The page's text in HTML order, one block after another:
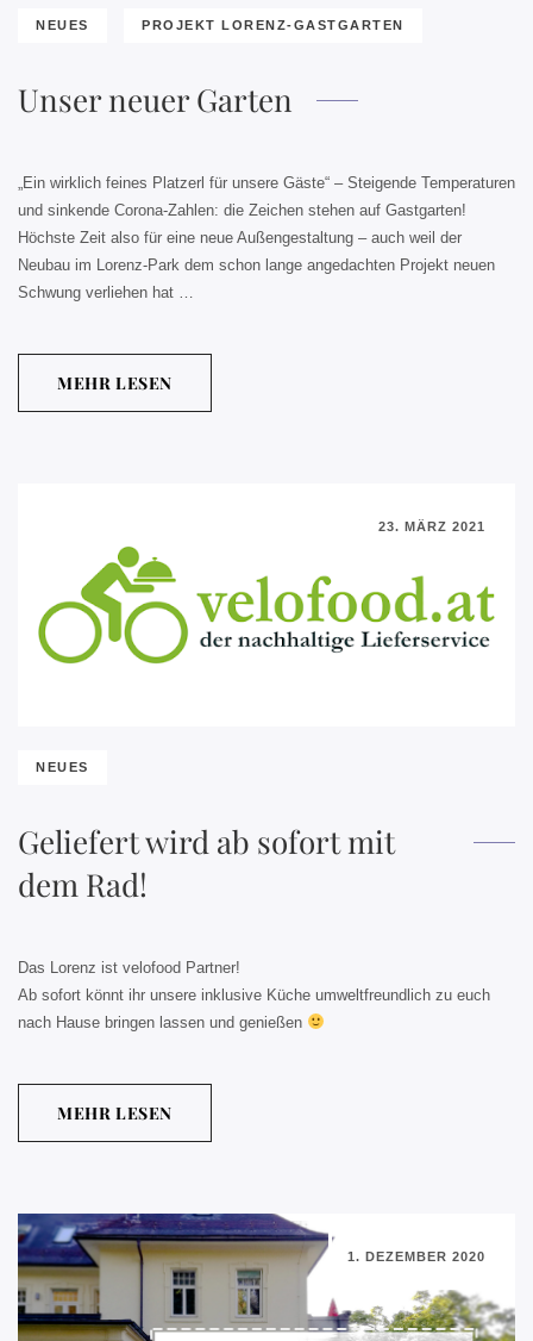
NEUES PROJEKT LORENZ-GASTGARTEN
Unser neuer Garten
„Ein wirklich feines Platzerl für unsere Gäste“ – Steigende Temperaturen
und sinkende Corona-Zahlen: die Zeichen stehen auf Gastgarten!
Höchste Zeit also für eine neue Außengestaltung – auch weil der
Neubau im Lorenz-Park dem schon lange angedachten Projekt neuen
Schwung verliehen hat …
MEHR LESEN
23. MÄRZ 2021
NEUES
Geliefert wird ab sofort mit
dem Rad!
Das Lorenz ist velofood Partner!
Ab sofort könnt ihr unsere inklusive Küche umweltfreundlich zu euch
nach Hause bringen lassen und genießen
MEHR LESEN
1. DEZEMBER 2020